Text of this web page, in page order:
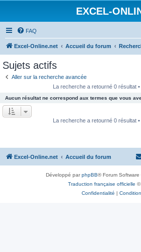
EXCEL-
FAQ
Excel-Online.net Accueil du forum
Sujets actifs
Aller sur la recherche avancée
La recherche a retourné 0 résultat •
Aucun résultat ne correspond aux termes que vous
La recherche a retourné 0 résultat •
Excel-Online.net Accueil du forum
Développé parphpBB® Forum
Traduction française officielle ©
Confidentialité |